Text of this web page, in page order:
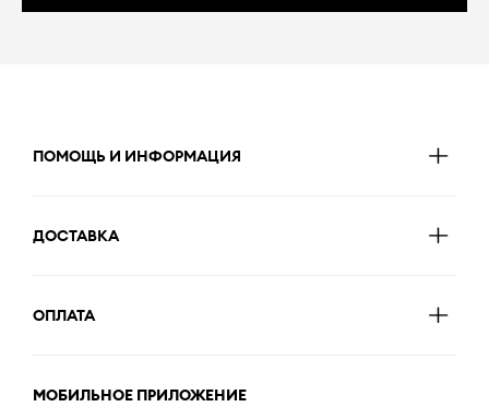
ПОМОЩЬ И ИНФОРМАЦИЯ
ДОСТАВКА
ОПЛАТА
МОБИЛЬНОЕ ПРИЛОЖЕНИЕ